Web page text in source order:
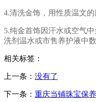
4.清洗金饰，用性质温文
5.纯金首饰因汗水或空气
洗剂温水或市售养护液中
相关标签：
上一条： 没有了
下一条： 重庆当铺珠宝保养